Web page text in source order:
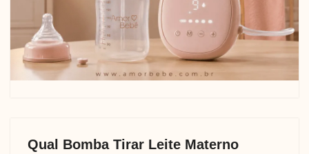
Qual Bomba Tirar Leite Materno